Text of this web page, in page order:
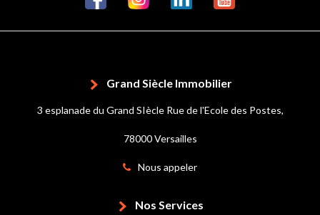
Grand Siècle Immobilier
3 esplanade du Grand SIècle Rue de l'Ecole des Postes,
78000 Versailles
Nous appeler
Nos Services